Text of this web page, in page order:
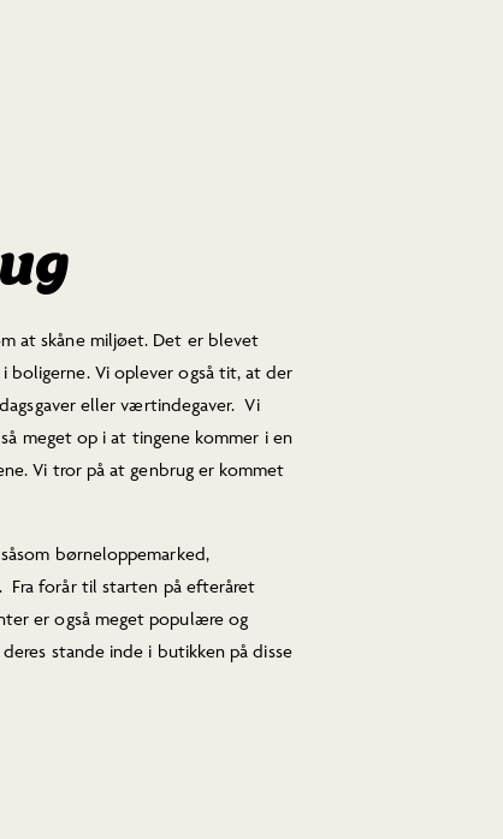
at skåne miljøet. Det er blevet
boligerne. Vi oplever også tit, at der
eller værtindegaver. Vi
meget op i at tingene kommer i en
Vi tror på at genbrug er kommet
børneloppemarked,
Fra forår til starten på efteråret
er også meget populære og
stande inde i butikken på disse